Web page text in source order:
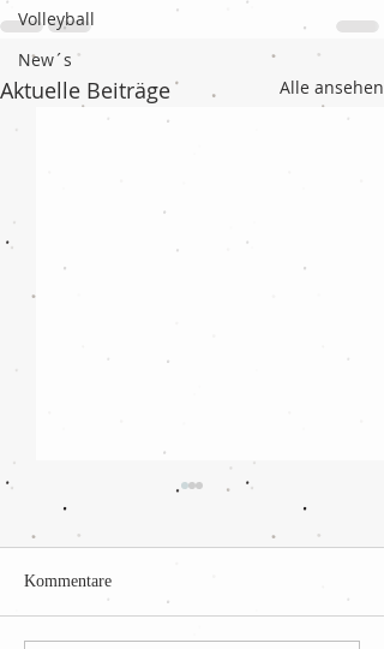
Volleyball
New´s
Aktuelle Beiträge Alle ansehen
Kommentare